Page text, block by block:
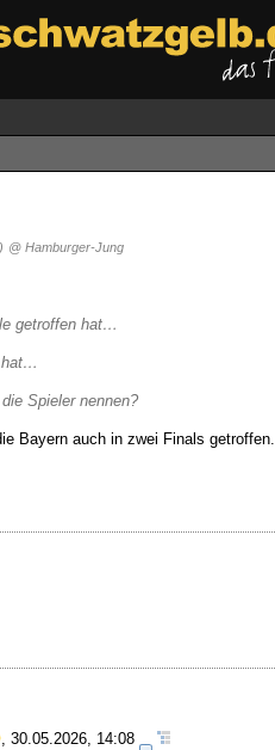
@ Hamburger-Jung
getroffen hat…
hat…
Spieler nennen?
Bayern auch in zwei Finals getroffen.
, 30.05.2026, 14:08